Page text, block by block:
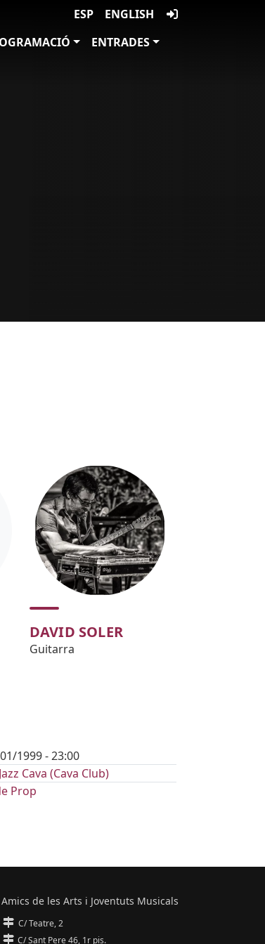
ESP
ENGLISH
ENTRADES
DAVID SOLER
Guitarra
1999 - 23:00
Cava (Cava Club)
Prop
Amics de les Arts i Joventuts Musicals
C/ Teatre, 2
C/ Sant Pere 46, 1r pis.